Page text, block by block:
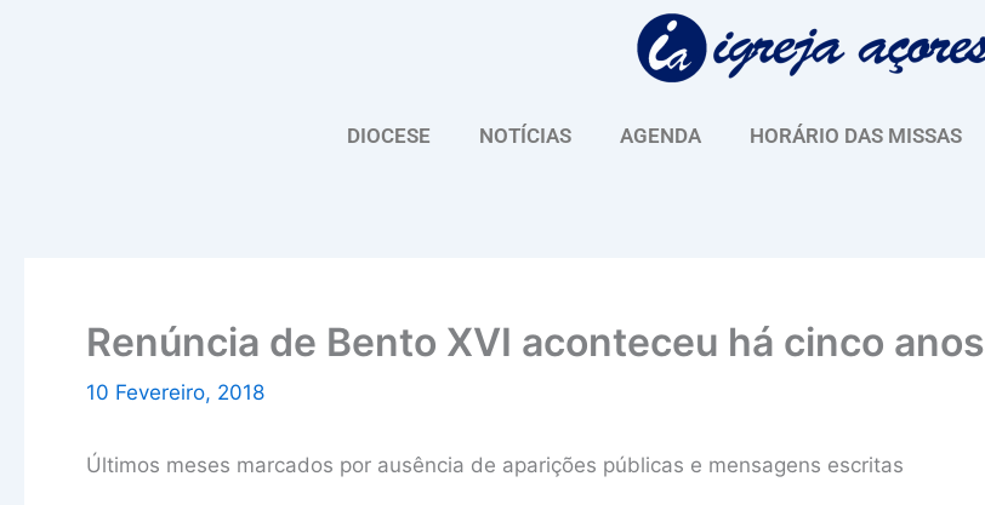
DIOCESE NOTÍCIAS AGENDA HORÁRIO DAS MISSAS
Renúncia de Bento XVI aconteceu há cinco anos
10 Fevereiro, 2018
Últimos meses marcados por ausência de aparições públicas e mensagens escritas